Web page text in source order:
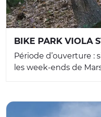
BIKE PARK VIOLA
Période d’ouverture :
les week-ends de